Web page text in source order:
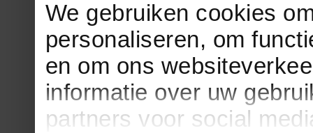
We gebruiken cookies
personaliseren, om
en om ons
informatie over uw
partners voor social